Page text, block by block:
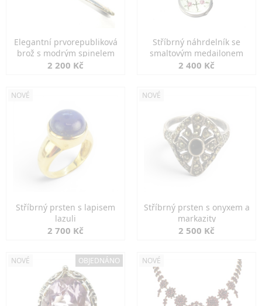
Elegantní prvorepubliková
brož s modrým spinelem
2 200 Kč
Stříbrný náhrdelník se
smaltovým medailonem
2 400 Kč
NOVÉ
Stříbrný prsten s lapisem
lazuli
2 700 Kč
NOVÉ
Stříbrný prsten s onyxem a
markazity
2 500 Kč
NOVÉ OBJEDNÁNO NOVÉ